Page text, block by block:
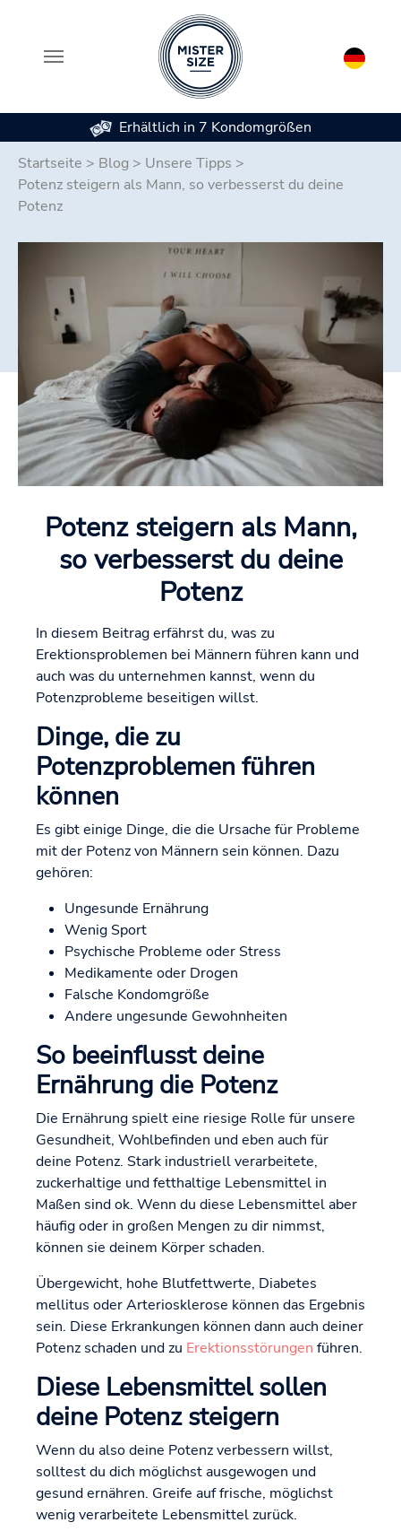
Erhältlich in 7 Kondomgrößen
Startseite > Blog > Unsere Tipps >
Potenz steigern als Mann, so verbesserst du deine
Potenz
Potenz steigern als Mann,
so verbesserst du deine
Potenz
In diesem Beitrag erfährst du, was zu
Erektionsproblemen bei Männern führen kann und
auch was du unternehmen kannst, wenn du
Potenzprobleme beseitigen willst.
Dinge, die zu
Potenzproblemen führen
können
Es gibt einige Dinge, die die Ursache für Probleme
mit der Potenz von Männern sein können. Dazu
gehören:
Ungesunde Ernährung
Wenig Sport
Psychische Probleme oder Stress
Medikamente oder Drogen
Falsche Kondomgröße
Andere ungesunde Gewohnheiten
So beeinflusst deine
Ernährung die Potenz
Die Ernährung spielt eine riesige Rolle für unsere
Gesundheit, Wohlbefinden und eben auch für
deine Potenz. Stark industriell verarbeitete,
zuckerhaltige und fetthaltige Lebensmittel in
Maßen sind ok. Wenn du diese Lebensmittel aber
häufig oder in großen Mengen zu dir nimmst,
können sie deinem Körper schaden.
Übergewicht, hohe Blutfettwerte, Diabetes
mellitus oder Arteriosklerose können das Ergebnis
sein. Diese Erkrankungen können dann auch deiner
Potenz schaden und zu Erektionsstörungen führen.
Diese Lebensmittel sollen
deine Potenz steigern
Wenn du also deine Potenz verbessern willst,
solltest du dich möglichst ausgewogen und
gesund ernähren. Greife auf frische, möglichst
wenig verarbeitete Lebensmittel zurück.